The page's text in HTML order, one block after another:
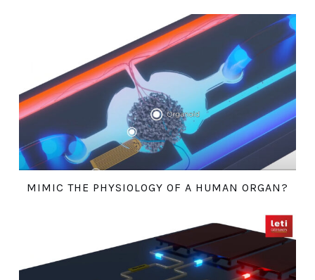
MIMIC THE PHYSIOLOGY OF A HUMAN ORGAN?